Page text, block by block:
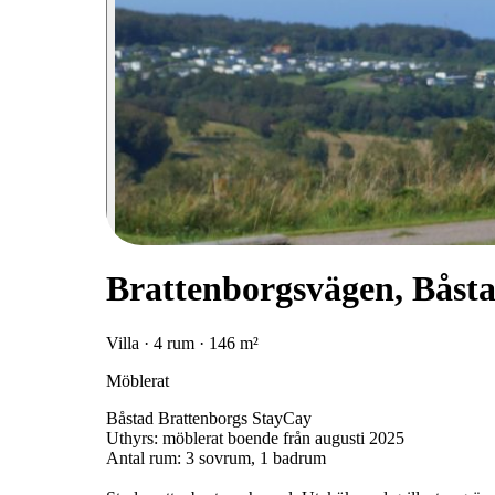
Brattenborgsvägen,
Villa · 4 rum · 146 m²
Möblerat
Båstad Brattenborgs StayCay
Uthyrs: möblerat boende från augusti 2025
Antal rum: 3 sovrum, 1 badrum